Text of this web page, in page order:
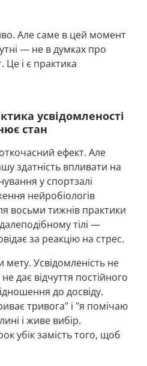
Але саме в цей момент
— не в думках про
Це і є практика
усвідомленості
стан
ефект. Але
здатність впливати на
у спортзалі
нейробіологів
восьми тижнів практики
тілі —
за реакцію на стрес.
Усвідомленість не
дає відчуття постійного
до досвіду.
тривога" і "я помічаю
і живе вибір.
убік замість того, щоб